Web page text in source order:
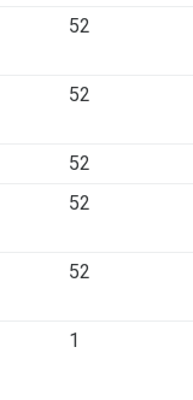
52
52
52
52
52
1